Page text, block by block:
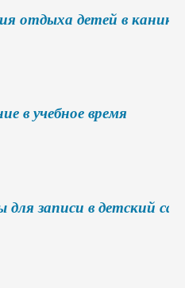
отдыха детей в
в учебное время
записи в детский сад